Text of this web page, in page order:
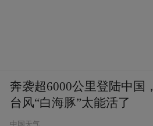
奔袭超6000公里登陆中国，
台风“白海豚”太能活了
中国天气